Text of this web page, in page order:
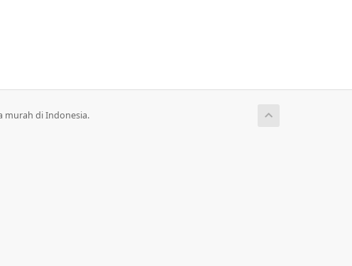
murah di Indonesia.